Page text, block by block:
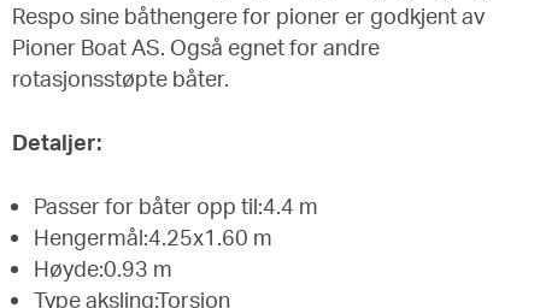
Respo sine båthengere for pioner er godkjent av
Pioner Boat AS. Også egnet for andre
rotasjonsstøpte båter.
Detaljer:
Passer for båter opp til:4.4 m
Hengermål:4.25x1.60 m
Høyde:0.93 m
Type aksling:Torsjon